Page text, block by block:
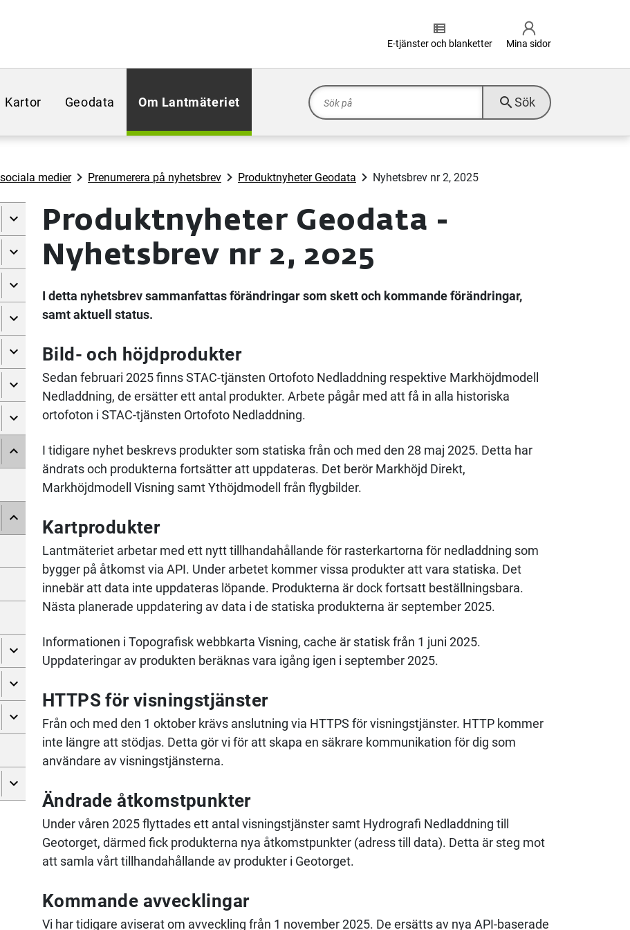
view_list
E-tjänster och blanketter Mina sidor
Kartor Geodata Om Lantmäteriet search Sök
medier Prenumerera på nyhetsbrev Produktnyheter Geodata Nyhetsbrev nr 2, 2025
Produktnyheter Geodata -
Nyhetsbrev nr 2, 2025
I detta nyhetsbrev sammanfattas förändringar som skett och kommande förändringar,
samt aktuell status.
Bild- och höjdprodukter
Sedan februari 2025 finns STAC-tjänsten Ortofoto Nedladdning respektive Markhöjdmodell
Nedladdning, de ersätter ett antal produkter. Arbete pågår med att få in alla historiska
ortofoton i STAC-tjänsten Ortofoto Nedladdning.
I tidigare nyhet beskrevs produkter som statiska från och med den 28 maj 2025. Detta har
ändrats och produkterna fortsätter att uppdateras. Det berör Markhöjd Direkt,
Markhöjdmodell Visning samt Ythöjdmodell från flygbilder.
Kartprodukter
Lantmäteriet arbetar med ett nytt tillhandahållande för rasterkartorna för nedladdning som
bygger på åtkomst via API. Under arbetet kommer vissa produkter att vara statiska. Det
innebär att data inte uppdateras löpande. Produkterna är dock fortsatt beställningsbara.
Nästa planerade uppdatering av data i de statiska produkterna är september 2025.
Informationen i Topografisk webbkarta Visning, cache är statisk från 1 juni 2025.
Uppdateringar av produkten beräknas vara igång igen i september 2025.
HTTPS för visningstjänster
Från och med den 1 oktober krävs anslutning via HTTPS för visningstjänster. HTTP kommer
inte längre att stödjas. Detta gör vi för att skapa en säkrare kommunikation för dig som
användare av visningstjänsterna.
Ändrade åtkomstpunkter
Under våren 2025 flyttades ett antal visningstjänster samt Hydrografi Nedladdning till
Geotorget, därmed fick produkterna nya åtkomstpunkter (adress till data). Detta är steg mot
att samla vårt tillhandahållande av produkter i Geotorget.
Kommande avvecklingar
Vi har tidigare aviserat om avveckling från 1 november 2025. De ersätts av nya API-baserade